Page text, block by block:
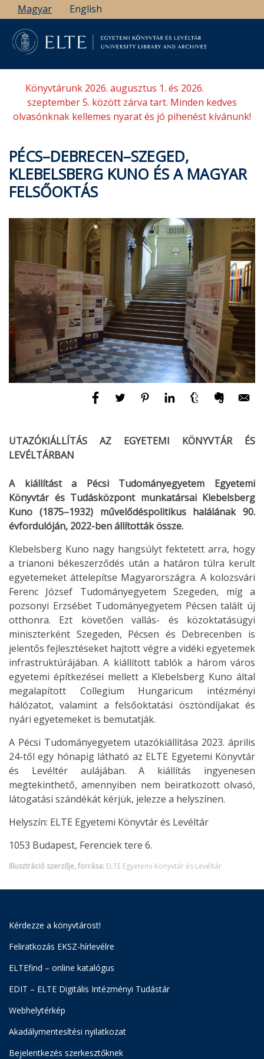
Ugrás
a
tartalomra
Magyar English
Könyvtárunk 2026. augusztus 1. és 2026.
szeptember 5. között zárva tart. Minden kedves
olvasónknak kellemes nyarat és jó pihenést kívánunk!
PÉCS–DEBRECEN–SZEGED,
KLEBELSBERG KUNO ÉS A MAGYAR
FELSŐOKTÁS
UTAZÓKIÁLLÍTÁS AZ EGYETEMI KÖNYVTÁR ÉS
LEVÉLTÁRBAN
A kiállítást a Pécsi Tudományegyetem Egyetemi
Könyvtár és Tudásközpont munkatársai Klebelsberg
Kuno (1875–1932) művelődéspolitikus halálának 90.
évfordulóján, 2022-ben állították össze.
Klebelsberg Kuno nagy hangsúlyt fektetett arra, hogy
a trianoni békeszerződés után a határon túlra került
egyetemeket áttelepítse Magyarországra. A kolozsvári
Ferenc József Tudományegyetem Szegeden, míg a
pozsonyi Erzsébet Tudományegyetem Pécsen talált új
otthonra. Ezt követően vallás- és közoktatásügyi
miniszterként Szegeden, Pécsen és Debrecenben is
jelentős fejlesztéseket hajtott végre a vidéki egyetemek
infrastruktúrájában. A kiállított tablók a három város
egyetemi építkezései mellett a Klebelsberg Kuno által
megalapított Collegium Hungaricum intézményi
hálózatot, valamint a felsőoktatási ösztöndíjakat és
nyári egyetemeket is bemutatják.
A Pécsi Tudományegyetem utazókiállítása 2023. április
24-től egy hónapig látható az ELTE Egyetemi Könyvtár
és Levéltér aulájában. A kiállítás ingyenesen
megtekinthető, amennyiben nem beiratkozott olvasó,
látogatási szándékát kérjük, jelezze a helyszínen.
Helyszín: ELTE Egyetemi Könyvtár és Levéltár
1053 Budapest, Ferenciek tere 6.
Illusztráció szerzője, forrása: ELTE Egyetemi Könyvtár és Levéltár
Kérdezze a könyvtárost!
Feliratkozás EKSZ-hírlevélre
ELTEfind – online katalógus
EDIT – ELTE Digitális Intézményi Tudástár
Webhelytérkép
Akadálymentesítési nyilatkozat
Bejelentkezés szerkesztőknek